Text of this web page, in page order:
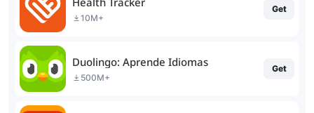
10M+
Get
Duolingo: Aprende Idiomas
500M+
Get